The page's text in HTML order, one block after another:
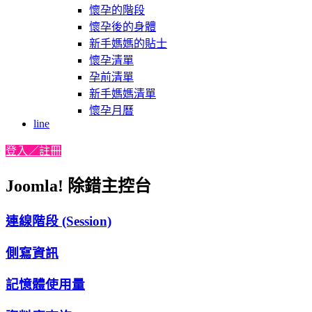
懷孕的階段
懷孕後的身體
新手媽媽的貼士
懷孕清單
孕前清單
新手媽媽清單
懷孕月曆
line
登入／註冊
Joomla! 除錯主控台
連線階段 (Session)
側寫資訊
記憶體使用量